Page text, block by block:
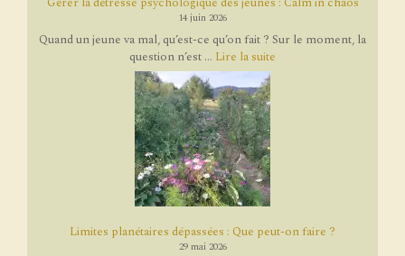
14 juin 2026
Quand un jeune va mal, qu’est-ce qu’on fait ? Sur le moment, la
question n’est ... Lire la suite
Limites planétaires dépassées : Que peut-on faire ?
29 mai 2026